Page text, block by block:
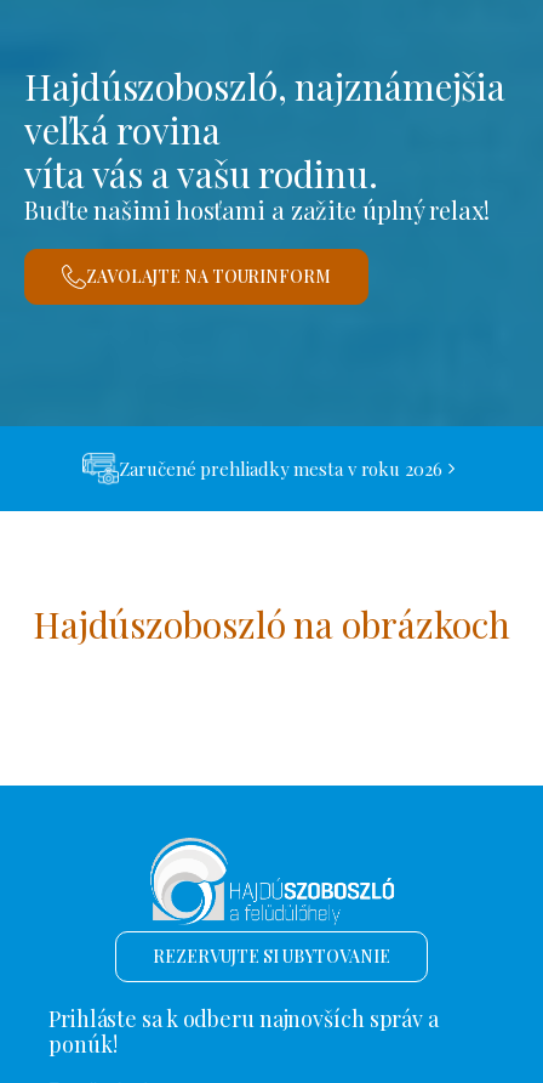
Hajdúszoboszló, najznámejšia
veľká rovina
víta vás a vašu rodinu.
Buďte našimi hosťami a zažite úplný relax!
ZAVOLAJTE NA TOURINFORM
Zaručené prehliadky mesta v roku 2026
Hajdúszoboszló na obrázkoch
REZERVUJTE SI UBYTOVANIE
Prihláste sa k odberu najnovších správ a
ponúk!